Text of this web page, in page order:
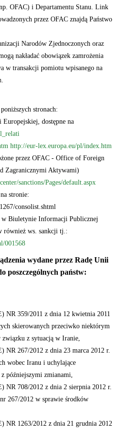
OFAC) i Departamentu Stanu. Link
przez OFAC znajdą Państwo
Narodów Zjednoczonych oraz
nakładać obowiązek zamrożenia
w transakcji pomiotu wpisanego na
stronach:
dostępne na
http://eur-lex.europa.eu/pl/index.htm
przez OFAC - Office of Foreign
Zagranicznymi Aktywami)
sanctions/Pages/default.aspx
stronie:
consolist.shtml
w Biuletynie Informacji Publicznej
również ws. sankcji tj.:
001568
wydane przez Radę Unii
poszczególnych państw:
359/2011 z dnia 12 kwietnia 2011
skierowanych przeciwko niektórym
z sytuacją w Iranie,
267/2012 z dnia 23 marca 2012 r.
wobec Iranu i uchylające
późniejszymi zmianami,
708/2012 z dnia 2 sierpnia 2012 r.
267/2012 w sprawie środków
1263/2012 z dnia 21 grudnia 2012